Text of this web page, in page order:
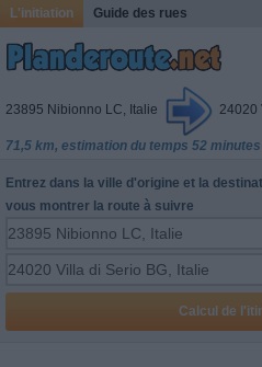
L'initiation Guide des rues
23895 Nibionno LC, Italie 24020
71,5 km, estimation du temps 52 minutes
Entrez dans la ville d'origine et la
vous montrer la route à suivre